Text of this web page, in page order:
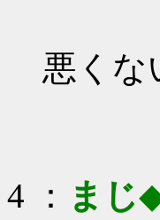
悪くな
4 ： まじ